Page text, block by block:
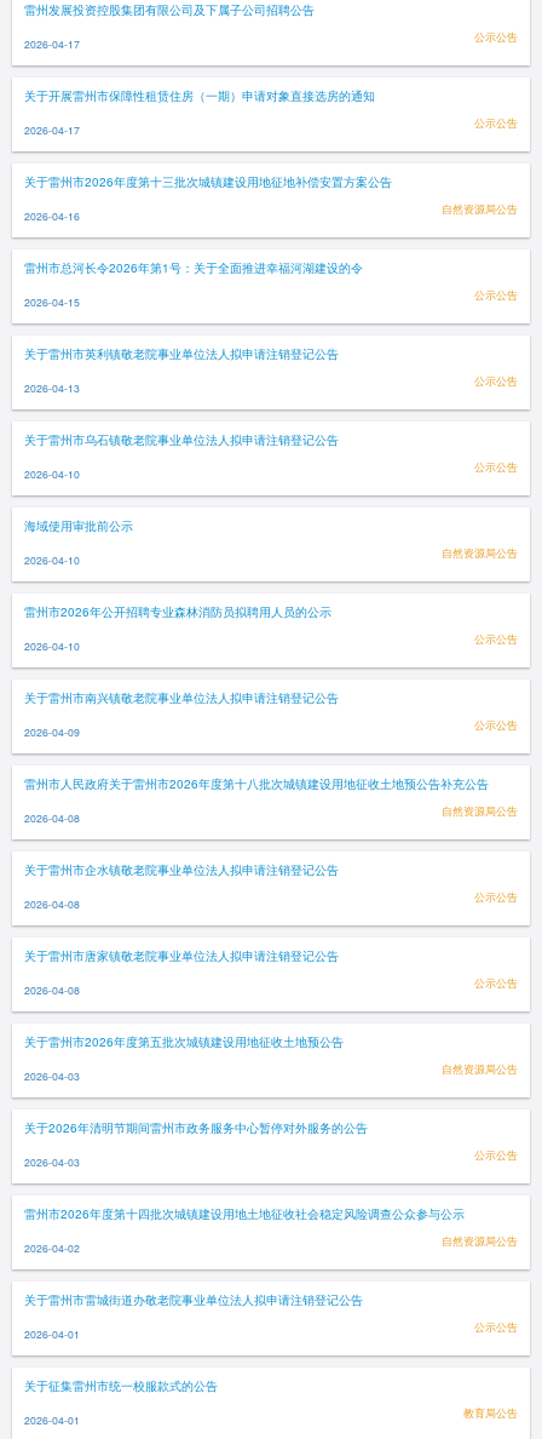
雷州发展投资控股集团有限公司及下属子公司招聘公告
2026-04-17 公示公告
关于开展雷州市保障性租赁住房（一期）申请对象直接选房的通知
2026-04-17 公示公告
关于雷州市2026年度第十三批次城镇建设用地征地补偿安置方案公告
2026-04-16 自然资源局公告
雷州市总河长令2026年第1号：关于全面推进幸福河湖建设的令
2026-04-15 公示公告
关于雷州市英利镇敬老院事业单位法人拟申请注销登记公告
2026-04-13 公示公告
关于雷州市乌石镇敬老院事业单位法人拟申请注销登记公告
2026-04-10 公示公告
海域使用审批前公示
2026-04-10 自然资源局公告
雷州市2026年公开招聘专业森林消防员拟聘用人员的公示
2026-04-10 公示公告
关于雷州市南兴镇敬老院事业单位法人拟申请注销登记公告
2026-04-09 公示公告
雷州市人民政府关于雷州市2026年度第十八批次城镇建设用地征收土地预公告补充公告
2026-04-08 自然资源局公告
关于雷州市企水镇敬老院事业单位法人拟申请注销登记公告
2026-04-08 公示公告
关于雷州市唐家镇敬老院事业单位法人拟申请注销登记公告
2026-04-08 公示公告
关于雷州市2026年度第五批次城镇建设用地征收土地预公告
2026-04-03 自然资源局公告
关于2026年清明节期间雷州市政务服务中心暂停对外服务的公告
2026-04-03 公示公告
雷州市2026年度第十四批次城镇建设用地土地征收社会稳定风险调查公众参与公示
2026-04-02 自然资源局公告
关于雷州市雷城街道办敬老院事业单位法人拟申请注销登记公告
2026-04-01 公示公告
关于征集雷州市统一校服款式的公告
2026-04-01 教育局公告